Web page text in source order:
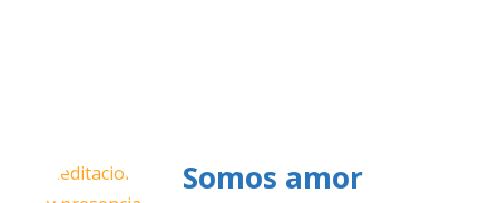
Somos amor